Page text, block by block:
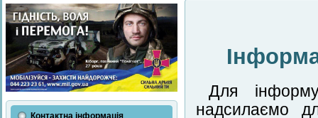
Контактна інформація
Для
надсилаємо